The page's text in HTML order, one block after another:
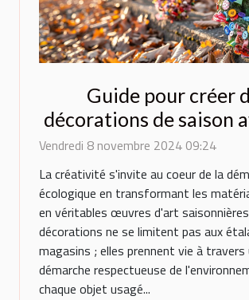
Guide pour créer
décorations de saison
matériaux recyclés
Vendredi 8 novembre 2024 09:24
La créativité s'invite au coeur de la
écologique en transformant les
en véritables œuvres d'art
décorations ne se limitent pas aux
magasins ; elles prennent vie à travers
démarche respectueuse de
chaque objet usagé...